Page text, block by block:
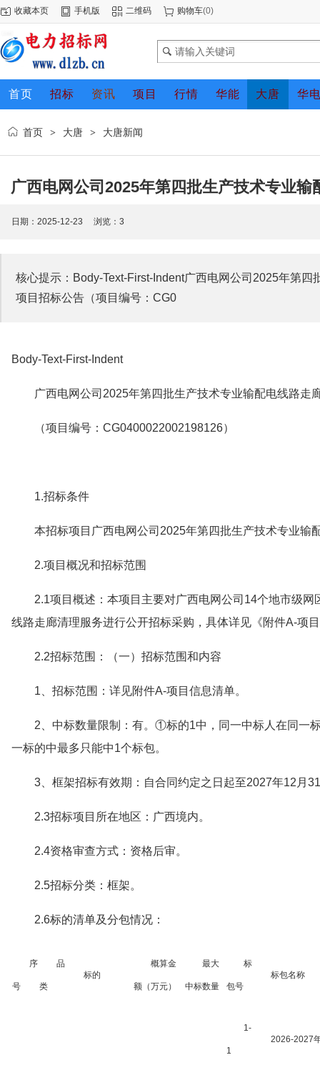
收藏本页 手机版 二维码 购物车(0)
首页 招标 资讯 项目 行情 华能 大唐 华
首页 > 大唐 > 大唐新闻
广西电网公司2025年第四批生产技术专业
日期：2025-12-23 浏览： 3
核心提示：Body-Text-First-Indent广西电网公司2025年第
项目招标公告（项目编号：CG0
Body-Text-First-Indent
广西电网公司2025年第四批生产技术专业输配电线路走
（项目编号：CG0400022002198126）
1.招标条件
本招标项目广西电网公司2025年第四批生产技术专业输
2.项目概况和招标范围
2.1项目概述：本项目主要对广西电网公司14个地市级网
线路走廊清理服务进行公开招标采购，具体详见《附件A-项
2.2招标范围：（一）招标范围和内容
1、招标范围：详见附件A-项目信息清单。
2、中标数量限制：有。①标的1中，同一中标人在同一
一标的中最多只能中1个标包。
3、框架招标有效期：自合同约定之日起至2027年12月
2.3招标项目所在地区：广西境内。
2.4资格审查方式：资格后审。
2.5招标分类：框架。
2.6标的清单及分包情况：
序
号
品
类
标的
概算金
额（万元）
最大
中标数量
标
包号
标包名称
1-
1
2026-2027